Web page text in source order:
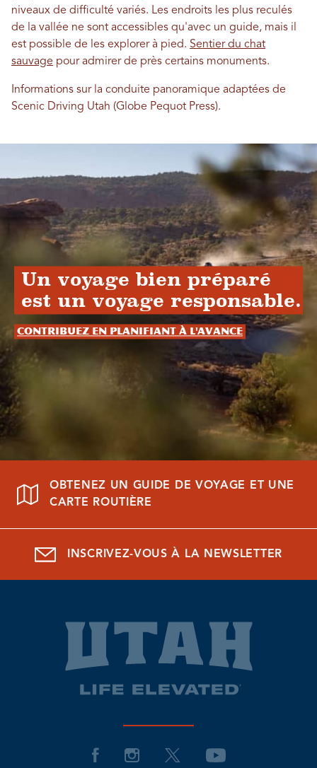
niveaux de difficulté variés. Les endroits les plus reculés
de la vallée ne sont accessibles qu'avec un guide, mais il
est possible de les explorer à pied. Sentier du chat
sauvage pour admirer de près certains monuments.
Informations sur la conduite panoramique adaptées de
Scenic Driving Utah (Globe Pequot Press).
Un voyage bien préparé
est un voyage responsable.
Contribuez en planifiant à l'avance
OBTENEZ UN GUIDE DE VOYAGE ET UNE
CARTE ROUTIÈRE
INSCRIVEZ-VOUS À LA NEWSLETTER